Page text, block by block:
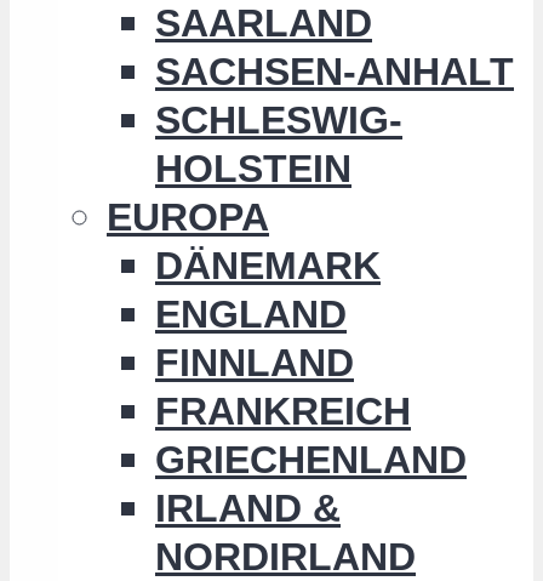
SAARLAND
SACHSEN-ANHALT
SCHLESWIG-
HOLSTEIN
EUROPA
DÄNEMARK
ENGLAND
FINNLAND
FRANKREICH
GRIECHENLAND
IRLAND &
NORDIRLAND